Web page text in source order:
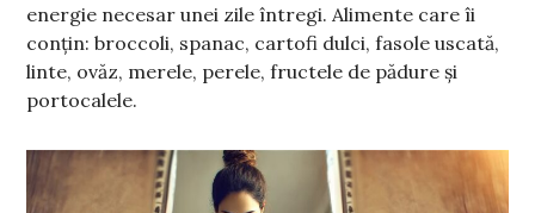
energie necesar unei zile întregi. Alimente care îi
conțin: broccoli, spanac, cartofi dulci, fasole uscată,
linte, ovăz, merele, perele, fructele de pădure și
portocalele.